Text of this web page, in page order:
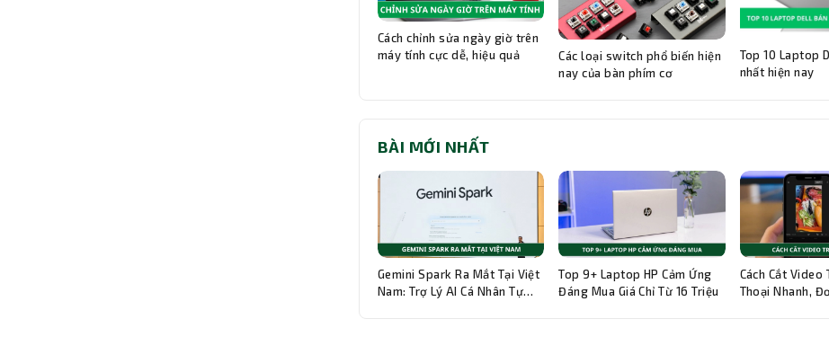
Cách chỉnh sửa ngày giờ trên
máy tính cực dễ, hiệu quả
Các loại switch phổ biến hiện
nay của bàn phím cơ
Top 10 Laptop
nhất hiện nay
BÀI MỚI NHẤT
Gemini Spark Ra Mắt Tại Việt
Nam: Trợ Lý AI Cá Nhân Tự
Top 9+ Laptop HP Cảm Ứng
Đáng Mua Giá Chỉ Từ 16 Triệu
Cách Cắt Video
Thoại Nhanh,